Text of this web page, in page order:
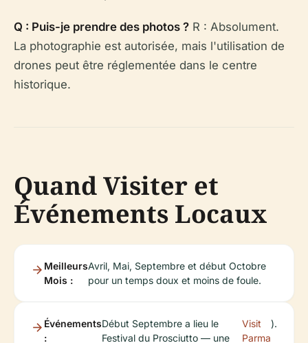
Q : Puis-je prendre des photos ? R : Absolument.
La photographie est autorisée, mais l'utilisation de
drones peut être réglementée dans le centre
historique.
Quand Visiter et
Événements Locaux
Meilleurs
Mois :
Avril, Mai, Septembre et début Octobre
pour un temps doux et moins de foule.
Événements
:
Début Septembre a lieu le
Festival du Prosciutto — une
Visit
Parma
).